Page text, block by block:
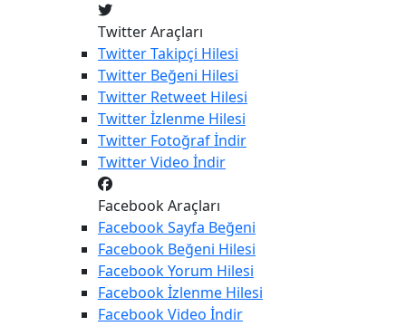
Twitter Araçları
TwitterTakipçi Hilesi
Twitter Beğeni Hilesi
Twitter Retweet Hilesi
Twitterİzlenme Hilesi
Twitter Fotoğraf İndir
TwitterVideo İndir
Facebook Araçları
FacebookSayfa Beğeni
Facebook Beğeni Hilesi
FacebookYorum Hilesi
Facebookİzlenme Hilesi
FacebookVideo İndir